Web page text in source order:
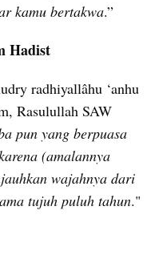
kamu bertakwa.”
Hadist
radhiyallâhu ‘anhu
Rasulullah SAW
pun yang berpuasa
(amalannya
wajahnya dari
tujuh puluh tahun."